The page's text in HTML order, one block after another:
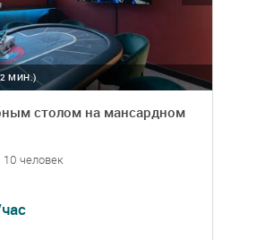
МИН.)
столом на мансардном
10 человек